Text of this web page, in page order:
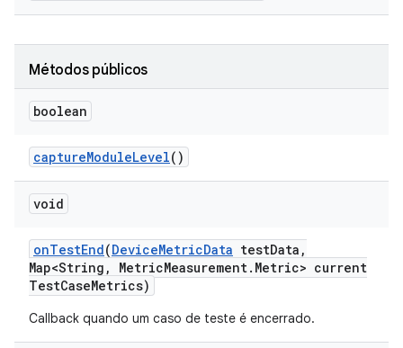
Métodos públicos
boolean
captureModuleLevel()
void
onTestEnd(DeviceMetricData testData ,
Map<String , MetricMeasurement. Metric> current
TestCaseMetrics)
Callback quando um caso de teste é encerrado.